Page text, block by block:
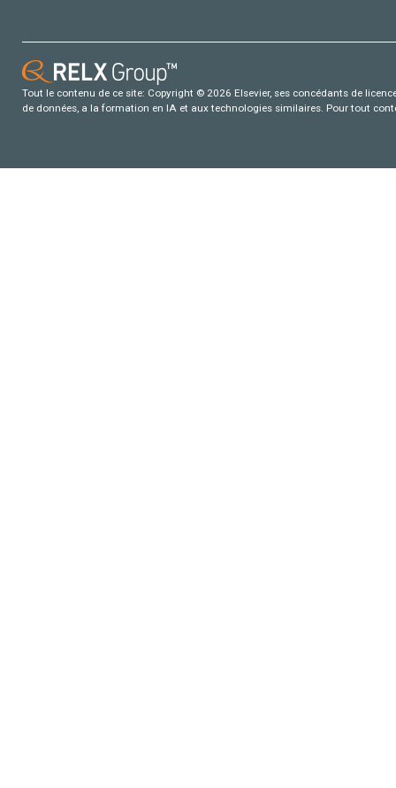
Tout le contenu de ce site: Copyright © 2026 Elsevier, ses concédants de
de données, a la formation en IA et aux technologies similaires. Pour tout